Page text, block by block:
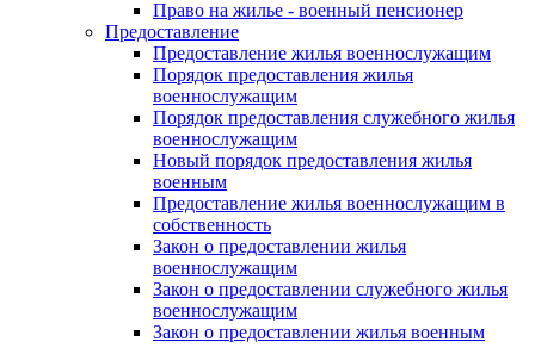
Право на жилье - военный пенсионер
Предоставление
Предоставление жилья военнослужащим
Порядок предоставления жилья
военнослужащим
Порядок предоставления служебного жилья
военнослужащим
Новый порядок предоставления жилья
военным
Предоставление жилья военнослужащим в
собственность
Закон о предоставлении жилья
военнослужащим
Закон о предоставлении служебного жилья
военнослужащим
Закон о предоставлении жилья военным